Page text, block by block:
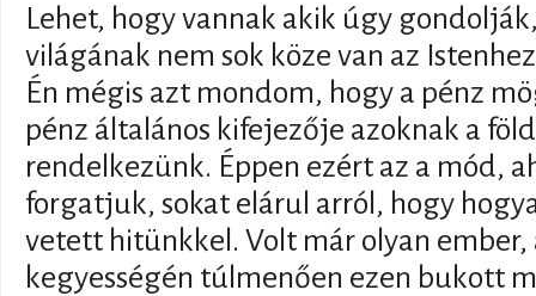
Lehet, hogy vannak akik úgy
világának nem sok köze van az
Én mégis azt mondom, hogy a pénz
pénz általános kifejezője azoknak a
rendelkezünk. Éppen ezért az a mód,
forgatjuk, sokat elárul arról, hogy
vetett hitünkkel. Volt már olyan
kegyességén túlmenően ezen bukott